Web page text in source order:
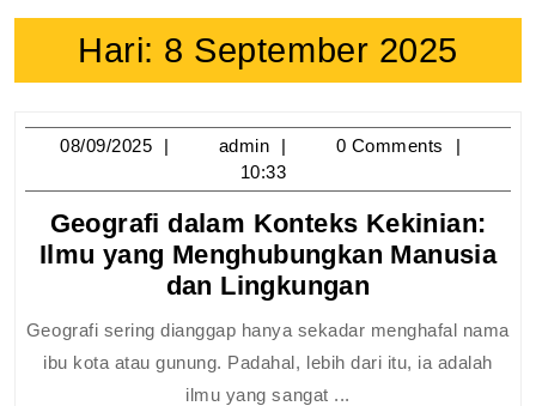
Hari: 8 September 2025
08/09/2025 08/09/2025
admin admin0 Comments
10:33
Geografi dalam Konteks Kekinian:
Ilmu yang Menghubungkan Manusia
dan Lingkungan
dalam
Konteks
Kekinian:
Geografi sering dianggap hanya sekadar menghafal nama
ibu kota atau gunung. Padahal, lebih dari itu, ia adalah
ilmu yang sangat ...